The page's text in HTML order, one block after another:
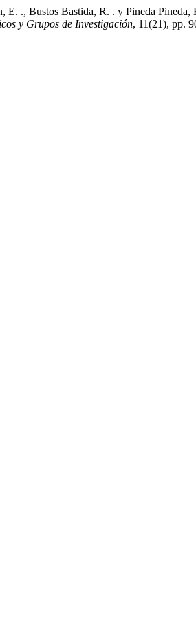
., Bustos Bastida, R. . y Pineda Pineda,
y Grupos de Investigación, 11(21), pp.